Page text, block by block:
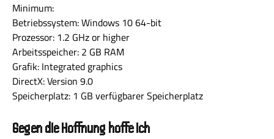
Minimum:
Betriebssystem: Windows 10 64-bit
Prozessor: 1.2 GHz or higher
Arbeitsspeicher: 2 GB RAM
Grafik: Integrated graphics
DirectX: Version 9.0
Speicherplatz: 1 GB verfügbarer Speicherplatz
Gegen die Hoffnung hoffe ich